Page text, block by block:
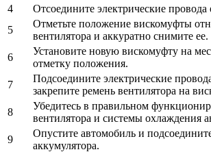
4
Отсоедините электрические провода
5
Отметьте положение вискомуфты
вентилятора и аккуратно снимите ее.
6
Установите новую вискомуфту на
отметку положения.
7
Подсоедините электрические
закрепите ремень вентилятора на
8
Убедитесь в правильном
вентилятора и системы охлаждения
9
Опустите автомобиль и
аккумулятора.